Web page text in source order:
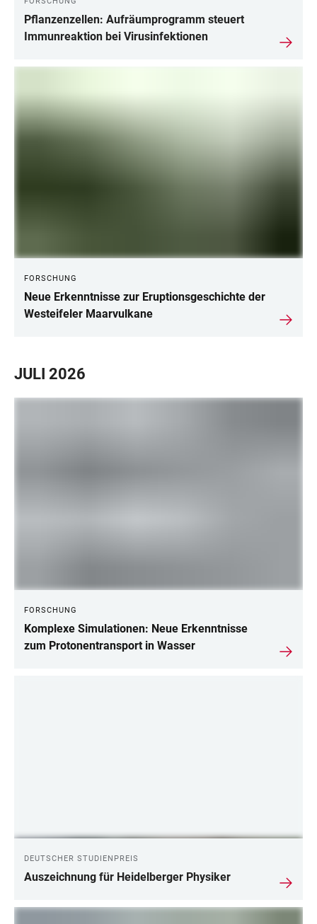
Pflanzenzellen: Aufräumprogramm steuert
Immunreaktion bei Virusinfektionen
FORSCHUNG
Neue Erkenntnisse zur Eruptionsgeschichte der
Westeifeler Maarvulkane
JULI 2026
FORSCHUNG
Komplexe Simulationen: Neue Erkenntnisse
zum Protonentransport in Wasser
DEUTSCHER STUDIENPREIS
Auszeichnung für Heidelberger Physiker